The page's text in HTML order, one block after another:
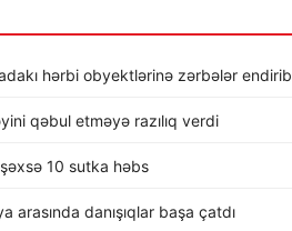
hərbi obyektlərinə zərbələr endirib
qəbul etməyə razılıq verdi
10 sutka həbs
danışıqlar başa çatdı